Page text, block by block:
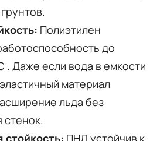
Полиэтилен
до
. Даже если вода в емкости
материал
льда без
стенок.
стойкость: ПНД устойчив к